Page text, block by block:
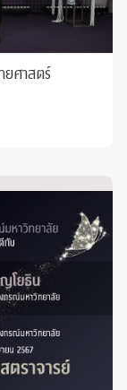
ศาสตร์